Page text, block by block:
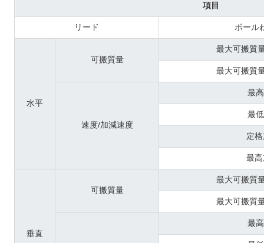
項目
リード ボール
水平
可搬質量
最大可搬質
最大可搬質
速度/加減速度
最
最
定
最
垂直
可搬質量
最大可搬質
最大可搬質
最